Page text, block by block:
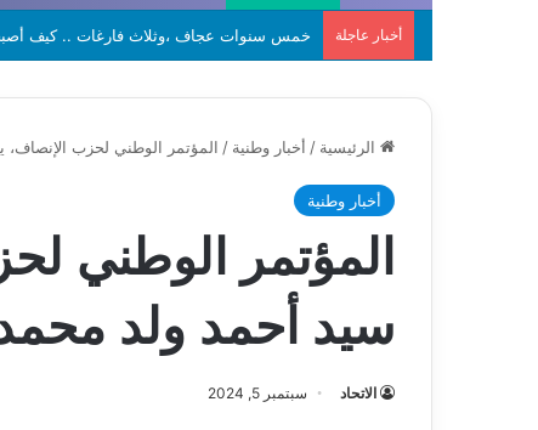
أخبار عاجلة لحراطين والبيظان… الهوية المشتركة بين
الرئيسية / أخبار وطنية / المؤتمر الوطني لحزب
أخبار وطنية
المؤتمر الوطني
سيد أحمد ولد
الاتحاد سبتمبر 5, 2024